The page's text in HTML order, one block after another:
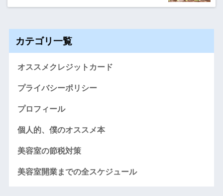
カテゴリ一覧
オススメクレジットカード
プライバシーポリシー
プロフィール
個人的、僕のオススメ本
美容室の節税対策
美容室開業までの全スケジュール